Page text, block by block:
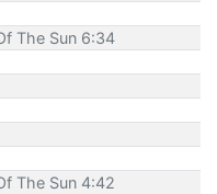
The Sun 6:34
The Sun 4:42